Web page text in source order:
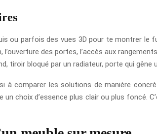
ou parfois des vues 3D pour te montrer le
des portes, l’accès aux
tiroir bloqué par un radiateur, porte qui gêne
comparer les solutions de manière
choix d’essence plus clair ou plus foncé.